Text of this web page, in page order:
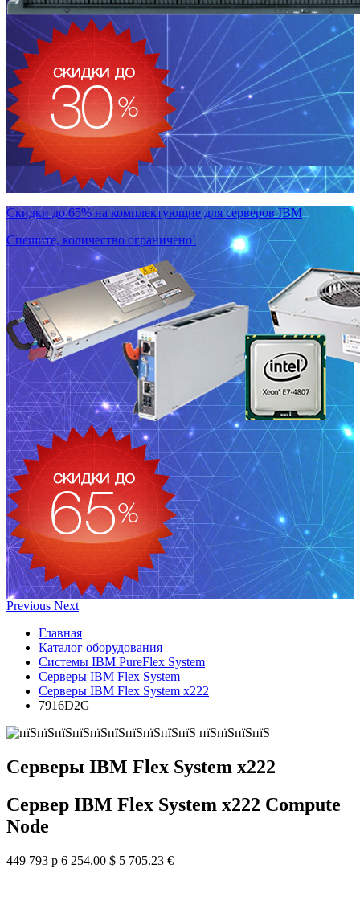
Скидки до 65% на комплектующие для серверов IBM
Спешите, количество ограничено!
Previous Next
Главная
Каталог оборудования
Системы IBM PureFlex System
Серверы IBM Flex System
Серверы IBM Flex System x222
7916D2G
Серверы IBM Flex System x222
Сервер IBM Flex System x222 Compute
Node
449 793 р 6 254.00 $ 5 705.23 €